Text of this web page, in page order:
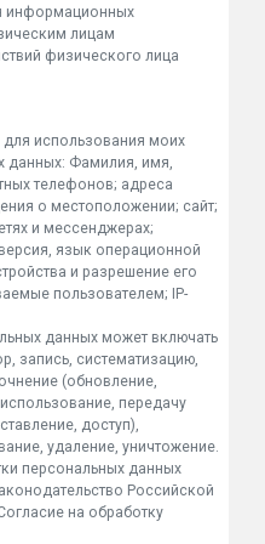
информационных
лицам
физического лица
использования моих
данных: Фамилия, имя,
телефонов; адреса
о местоположении; сайт;
и мессенджерах;
язык операционной
и разрешение его
пользователем; IP-
данных может включать
запись, систематизацию,
(обновление,
передачу
доступ),
удаление, уничтожение.
персональных данных
Российской
на обработку